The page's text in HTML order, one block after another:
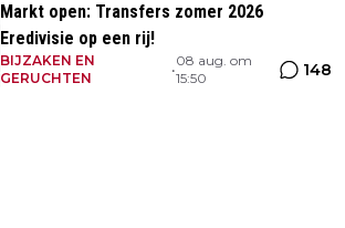
Markt open: Transfers zomer 2026
Eredivisie op een rij!
BIJZAKEN EN
GERUCHTEN
•
08 aug. om
15:50
148